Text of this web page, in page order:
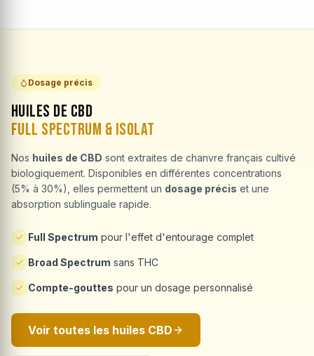
Dosage précis
Huiles de CBD
Full Spectrum & Isolat
Nos huiles de CBD sont extraites de chanvre français cultivé
biologiquement. Disponibles en différentes concentrations
(5% à 30%), elles permettent un dosage précis et une
absorption sublinguale rapide.
Full Spectrum pour l'effet d'entourage complet
Broad Spectrum sans THC
Compte-gouttes pour un dosage personnalisé
Voir toutes les huiles CBD